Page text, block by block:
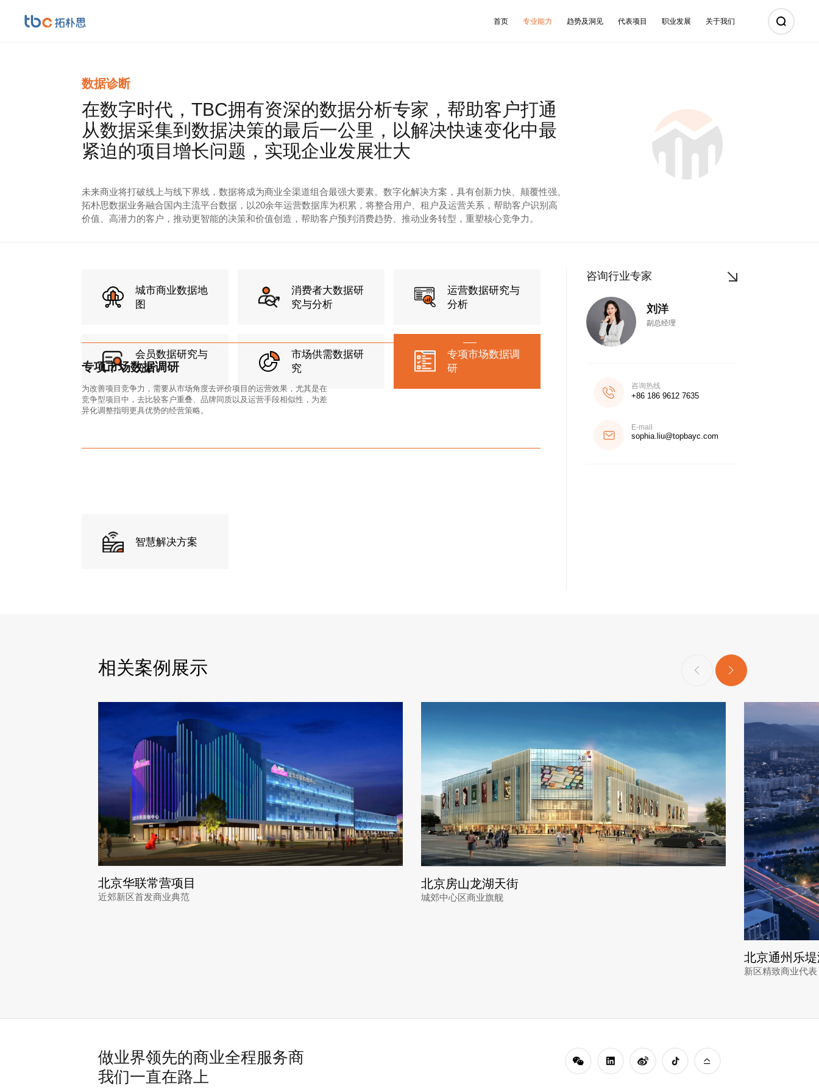
首页 专业能力 趋势及洞见 代表项目 职业发展 关于我们
片区战略与规划
新城战略与规划
产业定位
城市更新策略与规划
物业调改策略与重组
财务与投资测算
运营数据研究与分析
会员数据研究与分析
市场供需数据研究
专项市场数据调研
数据诊断
在数字时代，TBC拥有资深的数据分析专家，帮助客户打通
从数据采集到数据决策的最后一公里，以解决快速变化中最
紧迫的项目增长问题，实现企业发展壮大
未来商业将打破线上与线下界线，数据将成为商业全渠道组合最强大要素。数字化解决方案，具有创新力快、颠覆性强。
拓朴思数据业务融合国内主流平台数据，以20余年运营数据库为积累，将整合用户、租户及运营关系，帮助客户识别高
价值、高潜力的客户，推动更智能的决策和价值创造，帮助客户预判消费趋势、推动业务转型，重塑核心竞争力。
城市商业数据地
图
消费者大数据研
究与分析
运营数据研究与
分析
会员数据研究与
分析
市场供需数据研
究
专项市场数据调
研
专项市场数据调研
为改善项目竞争力，需要从市场角度去评价项目的运营效果，尤其是在
竞争型项目中，去比较客户重叠、品牌同质以及运营手段相似性，为差
异化调整指明更具优势的经营策略。
智慧解决方案
咨询行业专家
刘洋
副总经理
咨询热线
+86 186 9612 7635
E-mail
sophia.liu@topbayc.com
相关案例展示
服务范围
商业物业定位、产品专项设计咨询
类型
购物中心
成果
北京华联常营项目
近郊新区首发商业典范
商业物业定位、产品专项设计咨询、招商策
略、商业招商代理
13.6万㎡
类型
购物中心
成果
项目位于北京市房山区良乡拱辰北大街路西，规模13.6万㎡。
北京房山龙湖天街
城郊中心区商业旗舰
商业物业
购物中心
成果
北京通州乐
新区精致商业代表
做业界领先的商业全程服务商
我们一直在路上